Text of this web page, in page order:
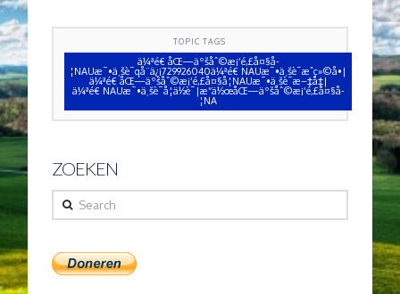
TOPIC TAGS
ä¼ªé€ åŒ—äºšåˆ©æ¡‘é‚£å¤§å­
¦NAUæ¯•ä¸šè¯qå¨ä¿¡729926040ä¼ªé€ NAUæ¯•ä¸šè¯æˆç»©å•|
ä¼ªé€ åŒ—äºšåˆ©æ¡‘é‚£å¤§å­¦NAUæ¯•ä¸šè¯æ–‡å‡­|
ä¼ªé€ NAUæ¯•ä¸šè¯å­¦ä½è¯|æ“ä½œåŒ—äºšåˆ©æ¡‘é‚£å¤§å­
¦NA
ZOEKEN
Search